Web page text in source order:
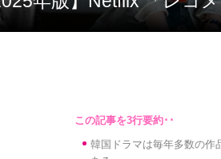
韓国ドラマは毎年多数の作